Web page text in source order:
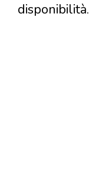
disponibilità.